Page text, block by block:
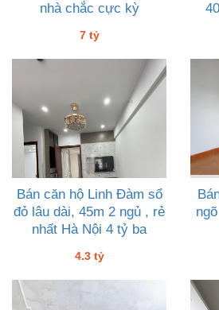
nhà chắc cực kỳ
7 tỷ
Bán căn hộ Linh Đàm sổ
đỏ lâu dài, 45m 2 ngủ , rẻ
nhất Hà Nội 4 tỷ ba
4.3 tỷ